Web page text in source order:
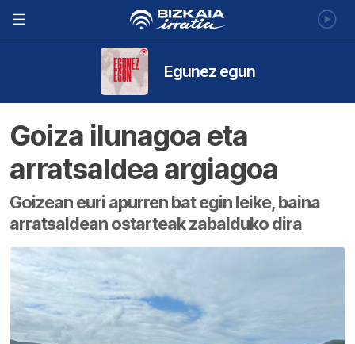
Egunez egun
Goiza ilunagoa eta
arratsaldea argiagoa
Goizean euri apurren bat egin leike, baina
arratsaldean ostarteak zabalduko dira